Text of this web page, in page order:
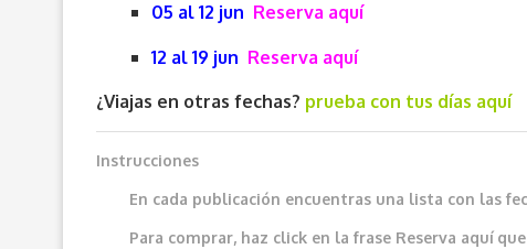
05 al 12 jun Reserva aquí
12 al 19 jun Reserva aquí
¿Viajas en otras fechas? prueba con tus días aquí
Instrucciones
En cada publicación encuentras una lista con las
Para comprar, haz click en la frase Reserva aquí